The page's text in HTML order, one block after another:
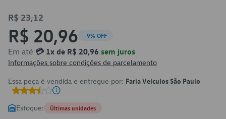
R$ 23,12
R$ 20,96 -9% OFF
Em até 💳 1x de R$ 20,96 sem juros
Informações sobre condições de parcelamento
Essa peça é vendida e entregue por: Faria Veículos São Paulo
Estoque: Últimas unidades